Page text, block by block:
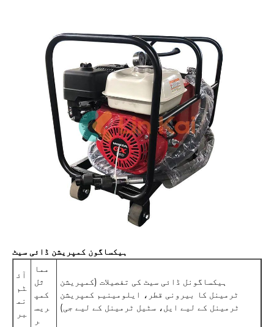
ہیکساگون کمپریشن ڈائی سیٹ
آئ
ٹم
نم
بر
مما
ثل
کمپ
ریس
ر
ہیکساگونل ڈائی سیٹ کی تفصیلات (کمپریشن
ٹرمینل کا بیرونی قطر، ایلومینیم کمپریشن
ٹرمینل کے لیے ایل، سٹیل ٹرمینل کے لیے جی)